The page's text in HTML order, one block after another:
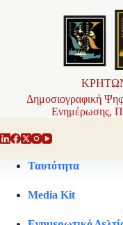
Δημοσιογραφική
Ενημέρωσης,
Ταυτότητα
Media Kit